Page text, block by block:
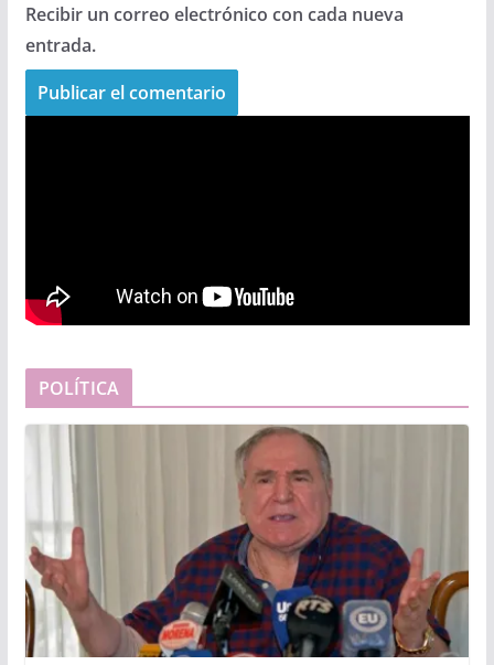
Recibir un correo electrónico con cada nueva
entrada.
POLÍTICA